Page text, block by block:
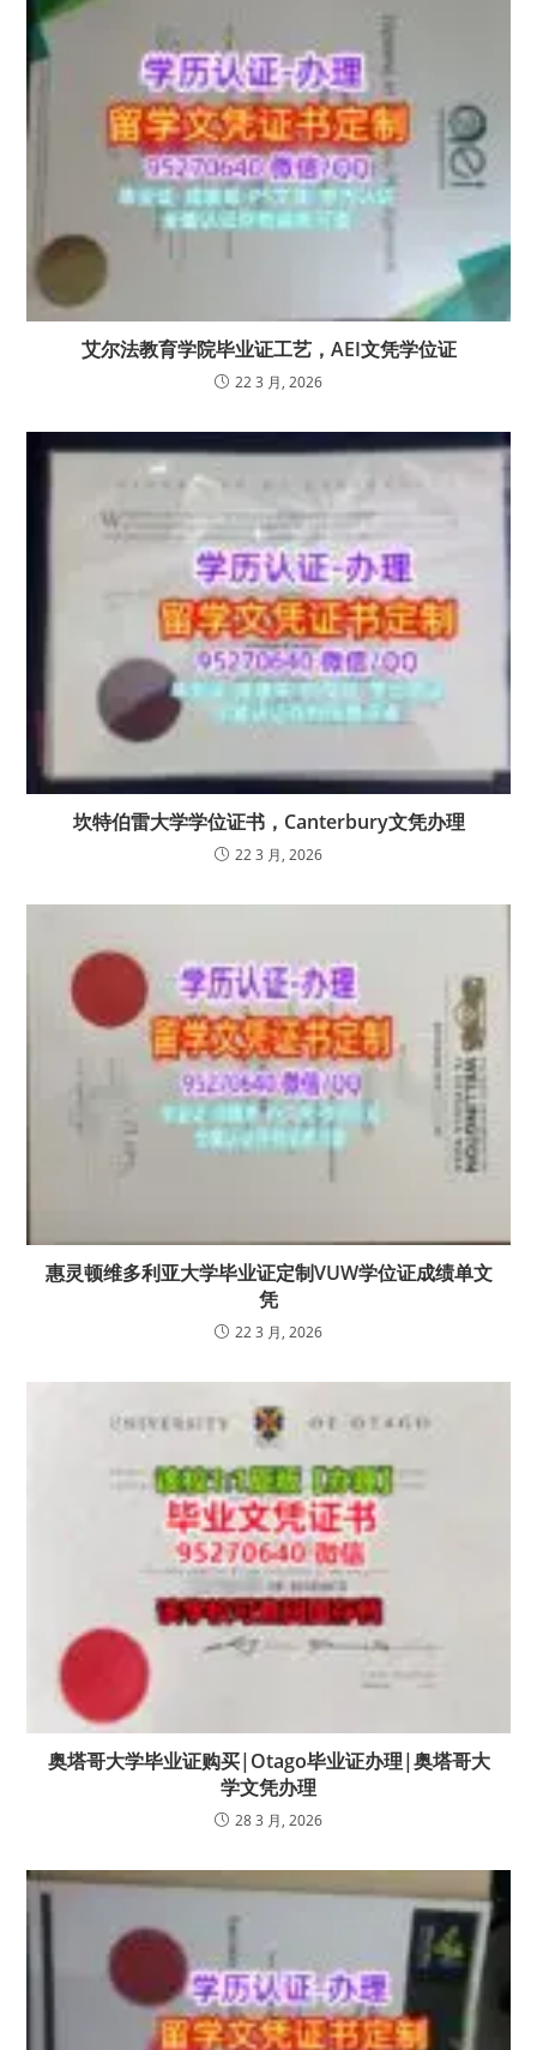
艾尔法教育学院毕业证工艺，AEI文凭学位证
22 3 月, 2026
坎特伯雷大学学位证书，Canterbury文凭办理
22 3 月, 2026
惠灵顿维多利亚大学毕业证定制VUW学位证成绩单文
凭
22 3 月, 2026
奥塔哥大学毕业证购买|Otago毕业证办理|奥塔哥大
学文凭办理
28 3 月, 2026